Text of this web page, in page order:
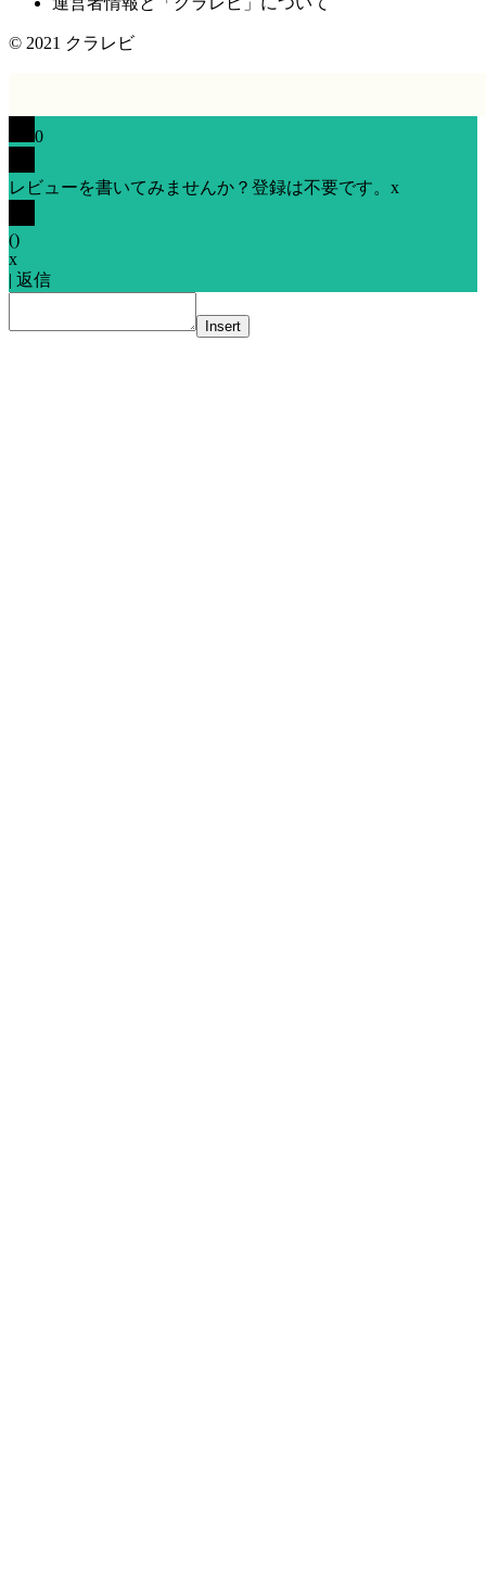
© 2021 クラレビ
0
レビューを書いてみませんか？登録は不要です。 x
()
x
| 返信
Insert